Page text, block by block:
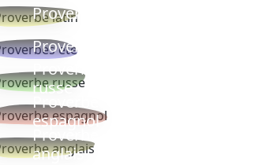
Proverbe latin
Proverbes ete
Proverbe
russe
Proverbe
espagnol
Proverbe
anglais